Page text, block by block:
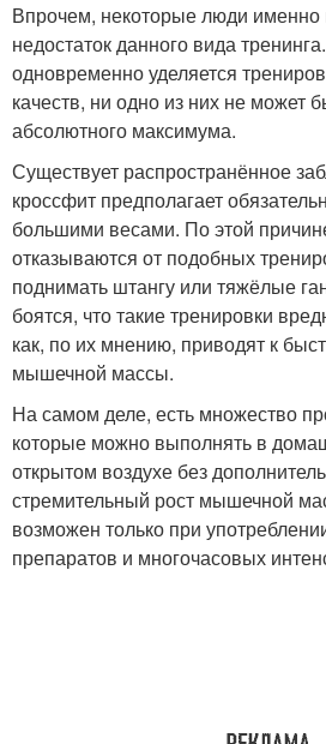
Впрочем, некоторые люди именно
недостаток данного вида
одновременно уделяется
качеств, ни одно из них не может
абсолютного максимума.
Существует распространённое
кроссфит предполагает
большими весами. По этой
отказываются от подобных
поднимать штангу или тяжёлые
боятся, что такие тренировки
как, по их мнению, приводят к
мышечной массы.
На самом деле, есть множество
которые можно выполнять в
открытом воздухе без
стремительный рост мышечной
возможен только при
препаратов и многочасовых